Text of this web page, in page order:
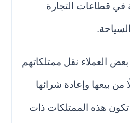
قطاعات التجارة
العملاء نقل ممتلكاتهم
من بيعها وإعادة شرائها
هذه الممتلكات ذات